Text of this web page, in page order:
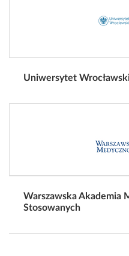
Uniwersytet
Warszawska Akademia
Stosowanych